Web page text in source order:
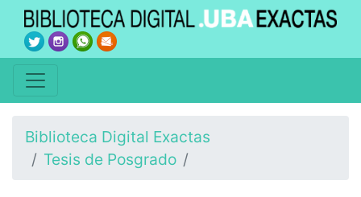
Biblioteca Digital Exactas
Tesis de Posgrado